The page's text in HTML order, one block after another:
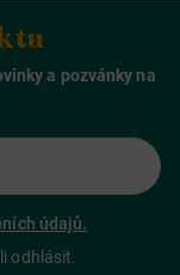
a pozvánky na
údajů.
odhlásit.